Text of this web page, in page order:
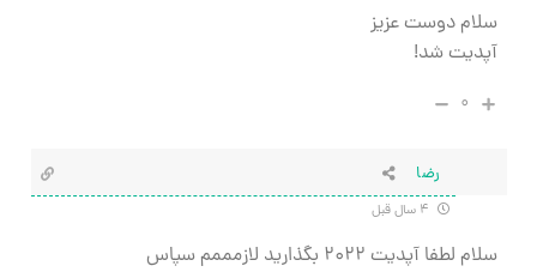
سلام دوست عزیز
آپدیت شد!
۰
رضا
سلام لطفا آپدیت ۲۰۲۲ بگذارید لازمممم سپاس